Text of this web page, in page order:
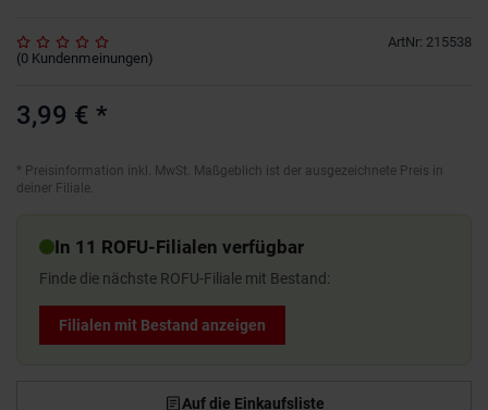
ArtNr: 215538
(0 Kundenmeinungen)
3,99 € *
* Preisinformation inkl. MwSt. Maßgeblich ist der ausgezeichnete Preis in
deiner Filiale.
In 11 ROFU-Filialen verfügbar
Finde die nächste ROFU-Filiale mit Bestand:
Filialen mit Bestand anzeigen
Auf die Einkaufsliste